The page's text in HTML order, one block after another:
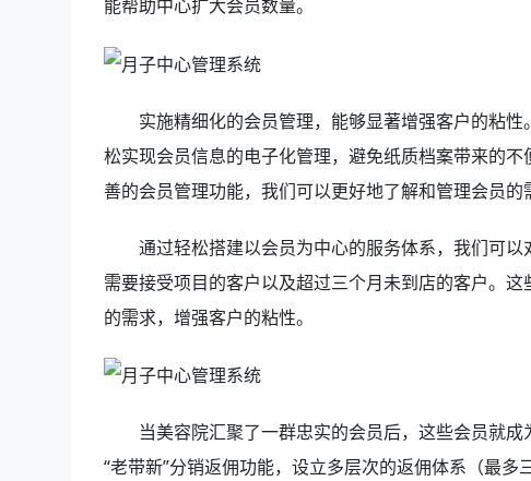
能帮助中心扩大会员数量。
实施精细化的会员管理，能够显著增强客户的粘
松实现会员信息的电子化管理，避免纸质档案带来的
善的会员管理功能，我们可以更好地了解和管理会员的
通过轻松搭建以会员为中心的服务体系，我们可
需要接受项目的客户以及超过三个月未到店的客户。
的需求，增强客户的粘性。
当美容院汇聚了一群忠实的会员后，这些会员就
“老带新”分销返佣功能，设立多层次的返佣体系（最